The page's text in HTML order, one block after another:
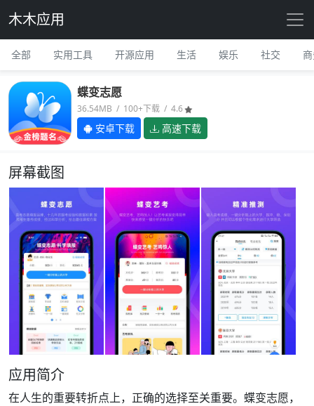
木木应用
全部 实用工具 开源应用 生活 娱乐 社交
蝶变志愿
36.54MB / 100+下载 / 4.6
安卓下载 高速下载
屏幕截图
应用简介
在人生的重要转折点上，正确的选择至关重要。蝶变志愿，